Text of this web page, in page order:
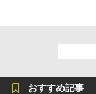
おすすめ記事